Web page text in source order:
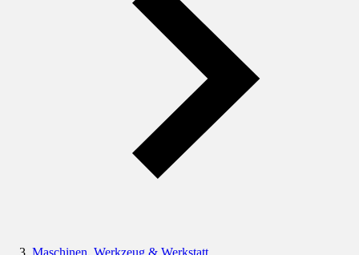
Maschinen, Werkzeug & Werkstatt